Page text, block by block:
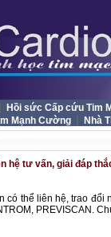
Hồi sức Cấp cứu Tim
Mạnh Cường
Nhà
hệ tư vấn, giải đáp
có thể liên hệ, trao đổi
PREVISCAN.